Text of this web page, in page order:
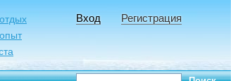
Вход Регистрация